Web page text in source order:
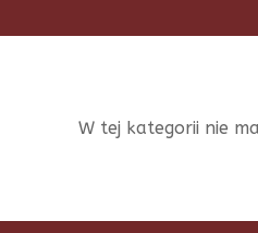
W tej kategorii nie